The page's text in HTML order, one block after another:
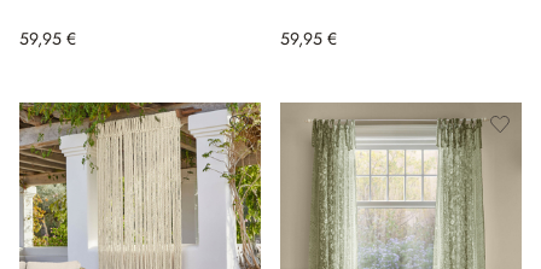
59,95 € 59,95 €